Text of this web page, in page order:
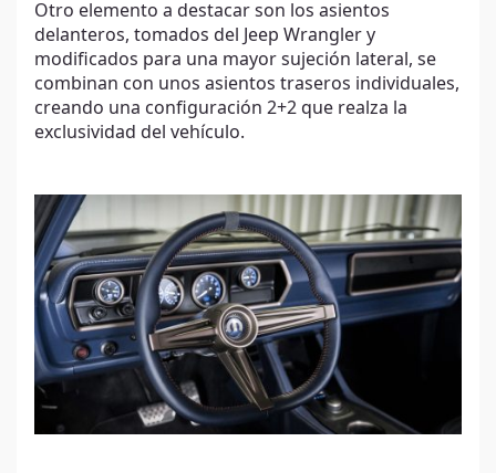
Otro elemento a destacar son los asientos
delanteros, tomados del Jeep Wrangler y
modificados para una mayor sujeción lateral, se
combinan con unos asientos traseros individuales,
creando una configuración 2+2 que realza la
exclusividad del vehículo.